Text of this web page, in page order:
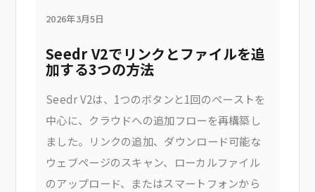
2026年3月5日
Seedr V2でリンクとファイルを追
加する3つの方法
Seedr V2は、1つのボタンと1回のペーストを
中心に、クラウドへの追加フローを再構築し
ました。リンクの追加、ダウンロード可能な
ウェブページのスキャン、ローカルファイル
のアップロード、またはスマートフォンから